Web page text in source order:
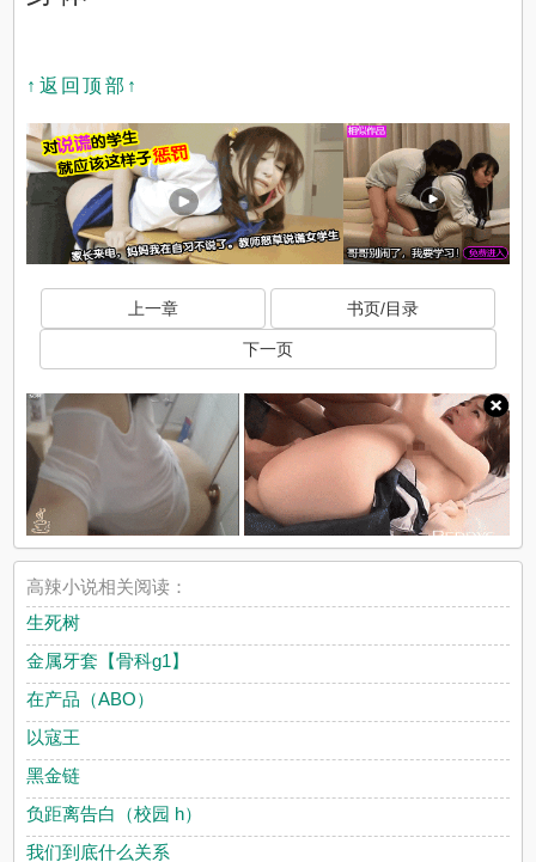
↑返回顶部↑
上一章 书页/目录
下一页
高辣小说相关阅读：
生死树
金属牙套【骨科g1】
在产品（ABO）
以寇王
黑金链
负距离告白（校园 h）
我们到底什么关系